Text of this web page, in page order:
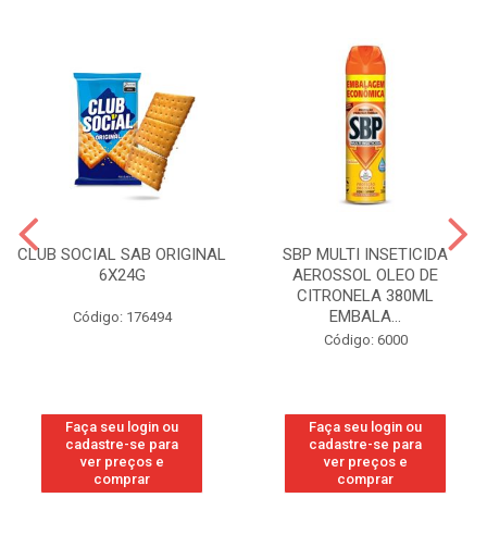
CLUB SOCIAL SAB ORIGINAL
6X24G
Código: 176494
Faça seu login ou
cadastre-se para
ver preços e
comprar
SBP MULTI INSETICIDA
AEROSSOL OLEO DE
CITRONELA 380ML
EMBALA...
Código: 6000
Faça seu login ou
cadastre-se para
ver preços e
comprar